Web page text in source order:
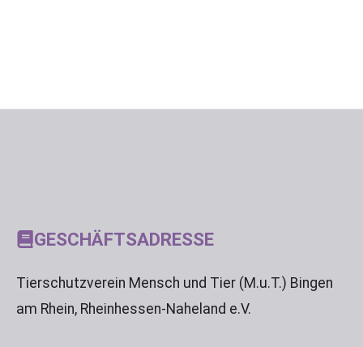
GESCHÄFTSADRESSE
Tierschutzverein Mensch und Tier (M.u.T.) Bingen
am Rhein, Rheinhessen-Naheland e.V.